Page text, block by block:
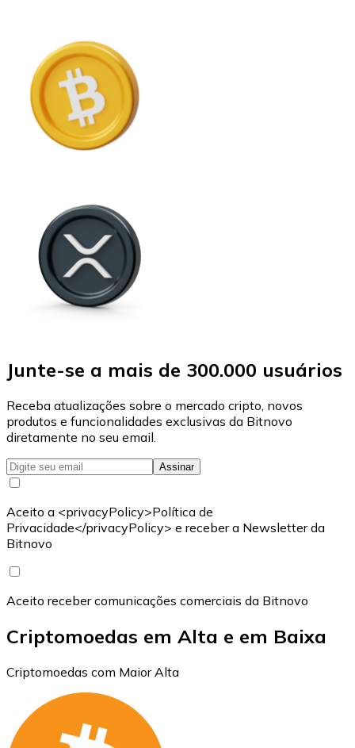
Junte-se a mais de 300.000 usuários
Receba atualizações sobre o mercado cripto, novos
produtos e funcionalidades exclusivas da Bitnovo
diretamente no seu email.
Assinar
Aceito a <privacyPolicy>Política de
Privacidade</privacyPolicy> e receber a Newsletter da
Bitnovo
Aceito receber comunicações comerciais da Bitnovo
Criptomoedas em Alta e em Baixa
Criptomoedas com Maior Alta